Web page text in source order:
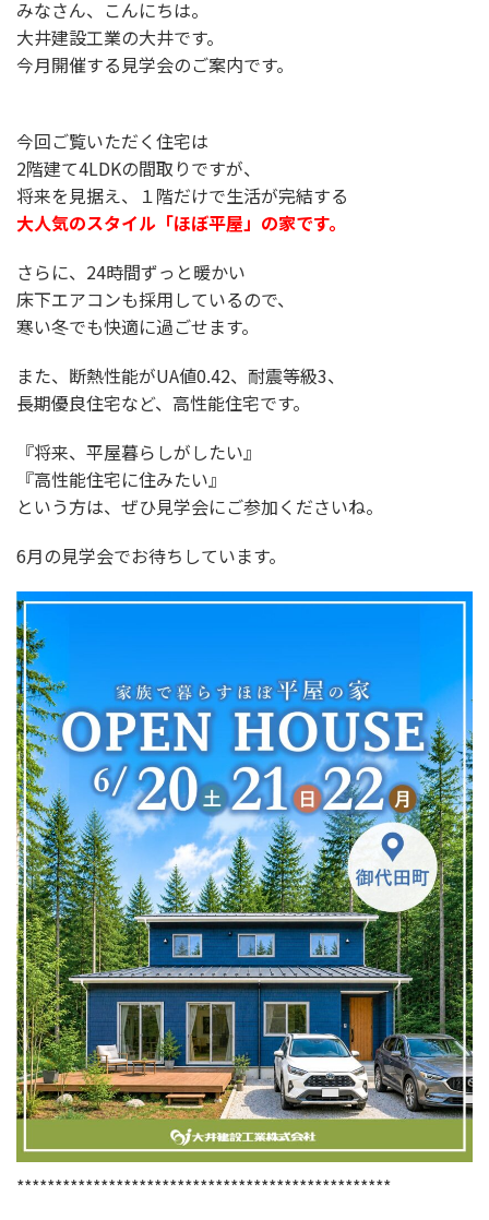
みなさん、こんにちは。
大井建設工業の大井です。
今月開催する見学会のご案内です。
今回ご覧いただく住宅は
2階建て4LDKの間取りですが、
将来を見据え、１階だけで生活が完結する
大人気のスタイル「ほぼ平屋」の家です。
さらに、24時間ずっと暖かい
床下エアコンも採用しているので、
寒い冬でも快適に過ごせます。
また、断熱性能がUA値0.42、耐震等級3、
長期優良住宅など、高性能住宅です。
『将来、平屋暮らしがしたい』
『高性能住宅に住みたい』
という方は、ぜひ見学会にご参加くださいね。
6月の見学会でお待ちしています。
*************************************************